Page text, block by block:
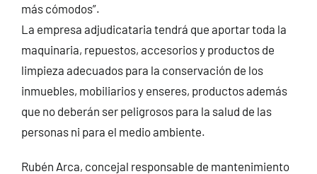
más cómodos”.
La empresa adjudicataria tendrá que aportar toda la
maquinaria, repuestos, accesorios y productos de
limpieza adecuados para la conservación de los
inmuebles, mobiliarios y enseres, productos además
que no deberán ser peligrosos para la salud de las
personas ni para el medio ambiente.
Rubén Arca, concejal responsable de mantenimiento